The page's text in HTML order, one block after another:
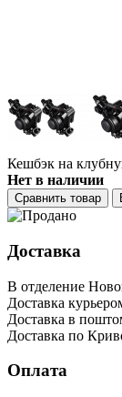
Кешбэк на
Нет в наличии
Сравнить товар
Доставка
В отделение
Доставка
Доставка в
Доставка по
Оплата